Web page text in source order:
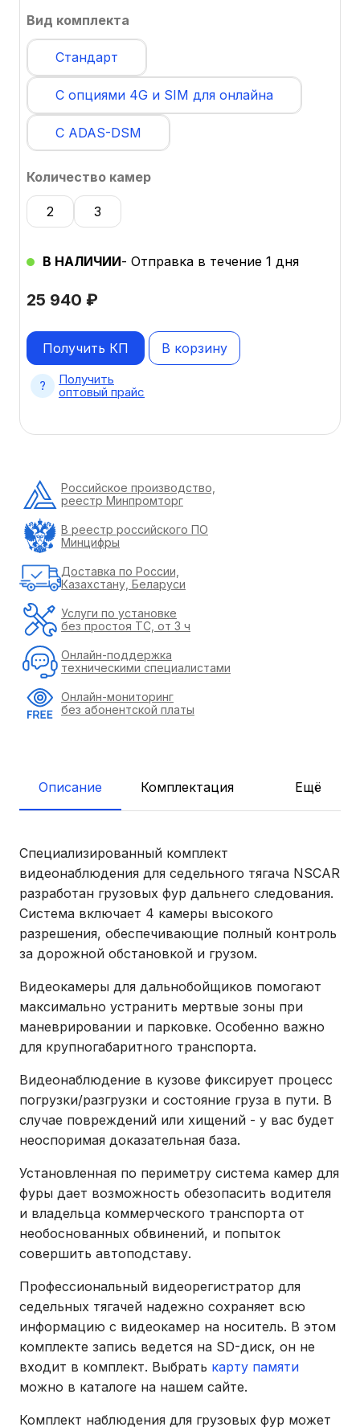
25 940 ₽
Вид комплекта
Стандарт
С опциями 4G и SIM для онлайна
С ADAS-DSM
Количество камер
2 3
В НАЛИЧИИ- Отправка в течение 1 дня
В корзину
Получить КП
Получить
оптовый прайс
Описание Комплектация Ещё
Специализированный комплект
видеонаблюдения для седельного тягача NSCAR
разработан грузовых фур дальнего следования.
Система включает 4 камеры высокого
разрешения, обеспечивающие полный контроль
за дорожной обстановкой и грузом.
Видеокамеры для дальнобойщиков помогают
максимально устранить мертвые зоны при
маневрировании и парковке. Особенно важно
для крупногабаритного транспорта.
Видеонаблюдение в кузове фиксирует процесс
погрузки/разгрузки и состояние груза в пути. В
случае повреждений или хищений - у вас будет
неоспоримая доказательная база.
Установленная по периметру система камер для
фуры дает возможность обезопасить водителя
и владельца коммерческого транспорта от
необоснованных обвинений, и попыток
совершить автоподставу.
Профессиональный видеорегистратор для
седельных тягачей надежно сохраняет всю
информацию с видеокамер на носитель. В этом
комплекте запись ведется на SD-диск, он не
входит в комплект. Выбрать карту памяти
можно в каталоге на нашем сайте.
Комплект наблюдения для грузовых фур может
Российское производство,
реестр Минпромторг
В реестр российского ПО
Минцифры
Доставка по России,
Казахстану, Беларуси
Услуги по установке
без простоя ТС, от 3 ч
Онлайн-поддержка
техническими специалистами
Онлайн-мониторинг
без абонентской платы